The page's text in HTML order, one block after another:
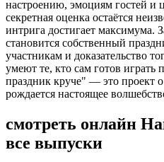
настроению, эмоциям гостей и
секретная оценка остаётся
интрига достигает
становится собственный
участникам и доказательство
умеют те, кто сам готов
праздник круче" — это проект
рождается настоящее
смотреть онлайн
все выпуски